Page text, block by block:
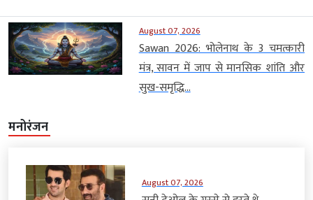
August 07, 2026
Sawan 2026: भोलेनाथ के 3 चमत्कारी
मंत्र, सावन में जाप से मानसिक शांति और
सुख-समृद्धि...
मनोरंजन
August 07, 2026